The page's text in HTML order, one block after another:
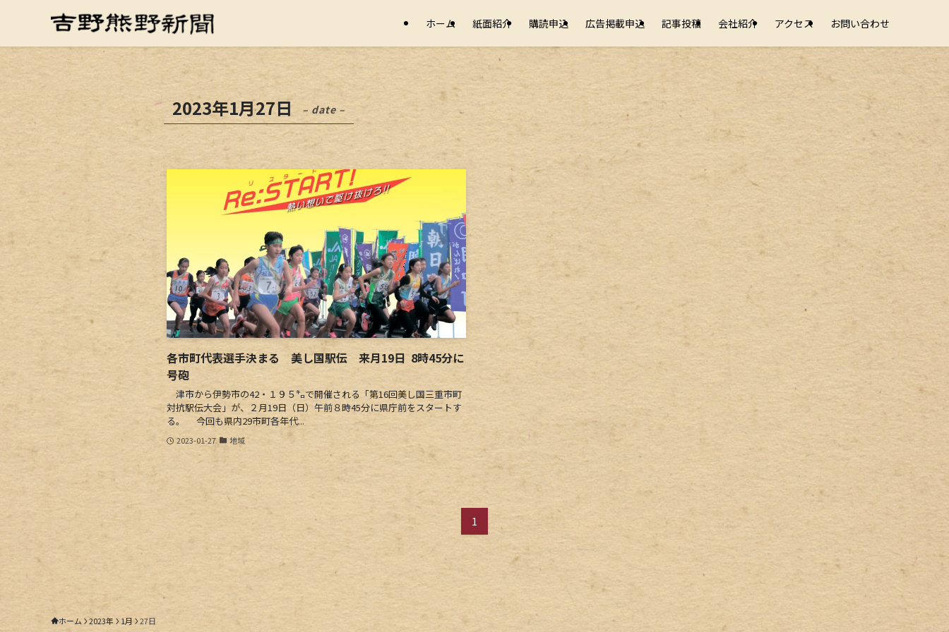
ホーム 紙面紹介 購読申込 広告掲載申込 記事投稿 会社紹介 アクセス お問い合わせ
2023年1月27日 – date –
各市町代表選手決まる 美し国駅伝 来月19日 8時45分に
号砲
津市から伊勢市の42・１９５㌔で開催される「第16回美し国三重市町
対抗駅伝大会」が、２月19日（日）午前８時45分に県庁前をスタートす
る。 今回も県内29市町各年代...
2023-01-27 地域
1
ホーム 2023年 1月 27日